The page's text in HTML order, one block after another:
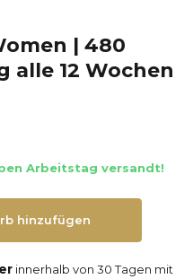
| 480
alle 12 Wochen
Arbeitstag versandt!
hinzufügen
innerhalb von 30 Tagen mit